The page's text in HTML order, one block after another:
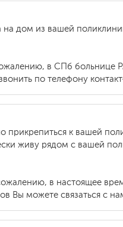
дом из вашей
в СПб больнице
по телефону
прикрепиться к вашей
живу рядом с вашей
в настоящее
Вы можете связаться с